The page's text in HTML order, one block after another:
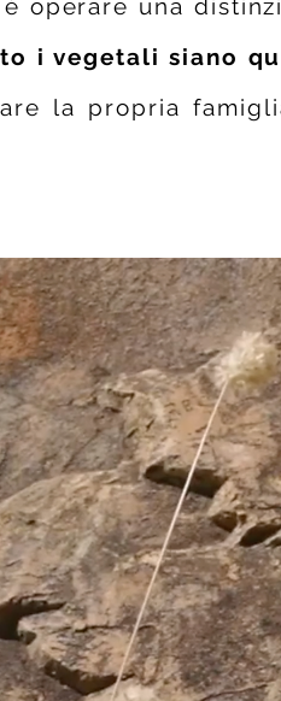
operare una
i vegetali siano
la propria